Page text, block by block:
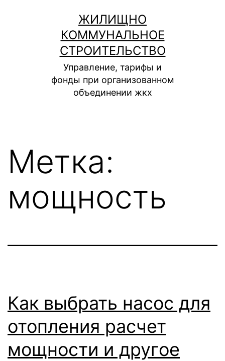
содержимому
ЖИЛИЩНО
КОММУНАЛЬНОЕ
СТРОИТЕЛЬСТВО
Управление, тарифы и
фонды при организованном
объединении жкх
Метка:
мощность
Как выбрать насос для
отопления расчет
мощности и другое